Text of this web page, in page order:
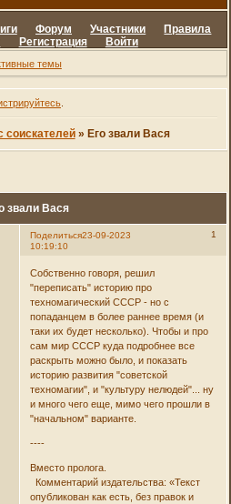
Форум Участники
Правила
Регистрация Войти
темы
.
соискателей » Его звали Вася
звали Вася
Поделиться 1
23-09-2023
10:19:10
Собственно говоря, решил
"переписать" историю про
техномагический СССР - но с
попаданцем в более раннее время (и
таки их будет несколько). Чтобы и про
сам мир СССР куда подробнее все
раскрыть можно было, и показать
историю развития "советской
техномагии", и "культуру нелюдей"... ну
и много чего еще, мимо чего прошли в
"начальном" варианте.
----
Вместо пролога.
Комментарий издательства: «Текст
опубликован как есть, без правок и